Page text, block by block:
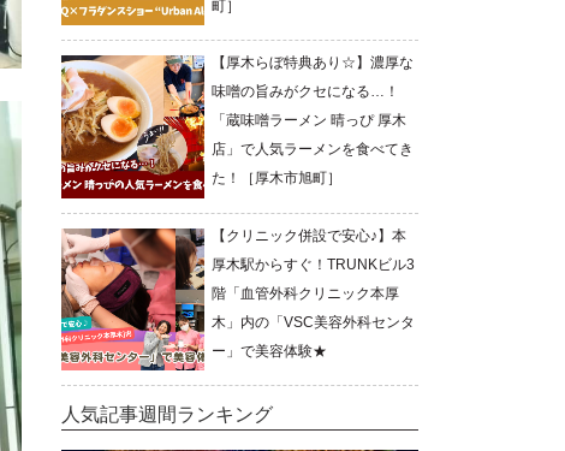
町］
【厚木らぼ特典あり☆】濃厚な
味噌の旨みがクセになる…！
「蔵味噌ラーメン 晴っぴ 厚木
店」で人気ラーメンを食べてき
た！［厚木市旭町］
【クリニック併設で安心♪】本
厚木駅からすぐ！TRUNKビル3
階「血管外科クリニック本厚
木」内の「VSC美容外科センタ
ー」で美容体験★
人気記事週間ランキング